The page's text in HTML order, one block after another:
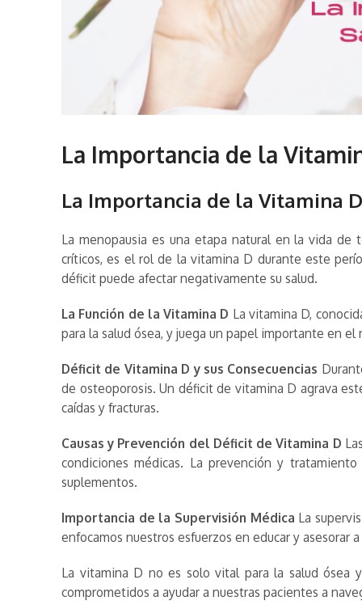
La Importancia de la
La Importancia de la Vitamina
La menopausia es una etapa natural en la vida de
críticos, es el rol de la vitamina D durante este
déficit puede afectar negativamente su salud.
La Función de la Vitamina D La vitamina D,
para la salud ósea, y juega un papel importante en
Déficit de Vitamina D y sus Consecuencias
de osteoporosis. Un déficit de vitamina D agrava
caídas y fracturas.
Causas y Prevención del Déficit de Vitamina D
condiciones médicas. La prevención y
suplementos.
Importancia de la Supervisión Médica La
enfocamos nuestros esfuerzos en educar y
La vitamina D no es solo vital para la salud ósea
comprometidos a ayudar a nuestras pacientes a